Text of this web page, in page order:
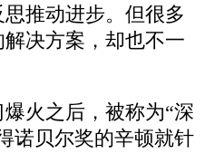
推动进步。但很多
决方案，却也不一
火之后，被称为“深
诺贝尔奖的辛顿就针